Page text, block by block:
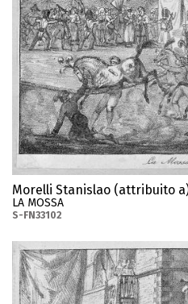
Morelli Stanislao (attribuito
LA MOSSA
S-FN33102